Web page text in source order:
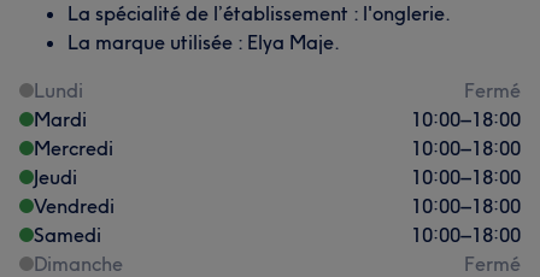
La spécialité de l’établissement : l'onglerie.
La marque utilisée : Elya Maje.
Lundi
Fermé
Mardi
10:00–18:00
Mercredi
10:00–18:00
Jeudi
10:00–18:00
Vendredi
10:00–18:00
Samedi
10:00–18:00
Dimanche
Fermé